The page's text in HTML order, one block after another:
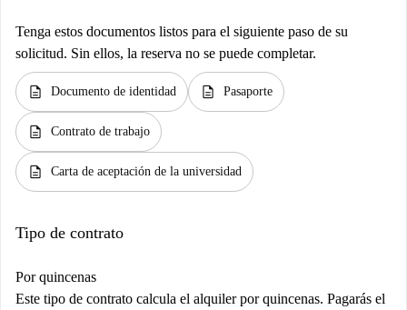
Tenga estos documentos listos para el siguiente paso de su
solicitud. Sin ellos, la reserva no se puede completar.
description Documento de identidad description Pasaporte
description Contrato de trabajo
description Carta de aceptación de la universidad
Tipo de contrato
Por quincenas
Este tipo de contrato calcula el alquiler por quincenas. Pagarás el